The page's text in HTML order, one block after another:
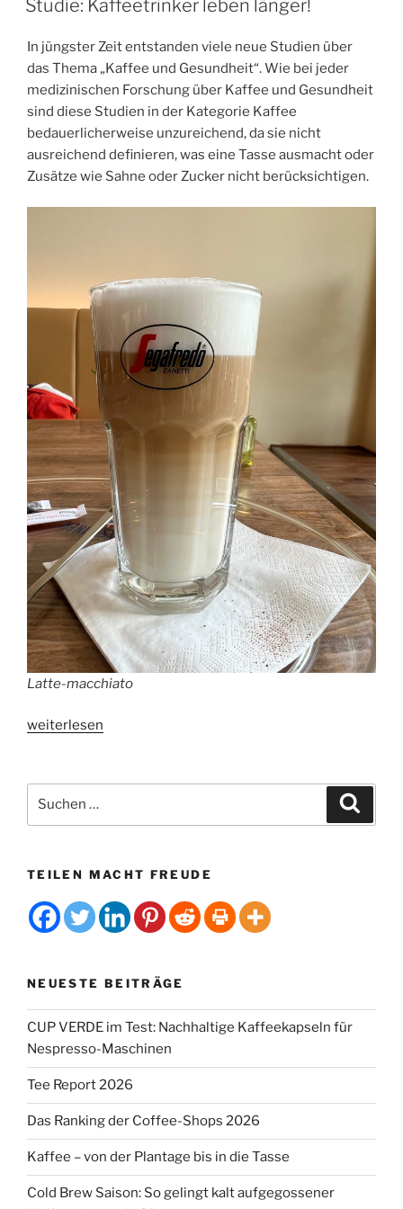
Studie: Kaffeetrinker leben länger!
In jüngster Zeit entstanden viele neue Studien über
das Thema „Kaffee und Gesundheit“. Wie bei jeder
medizinischen Forschung über Kaffee und Gesundheit
sind diese Studien in der Kategorie Kaffee
bedauerlicherweise unzureichend, da sie nicht
ausreichend definieren, was eine Tasse ausmacht oder
Zusätze wie Sahne oder Zucker nicht berücksichtigen.
Latte-macchiato
„Studie:
länger!“
weiterlesen
nach:
TEILEN MACHT FREUDE
NEUESTE BEITRÄGE
CUP VERDE im Test: Nachhaltige Kaffeekapseln für
Nespresso-Maschinen
Tee Report 2026
Das Ranking der Coffee-Shops 2026
Kaffee – von der Plantage bis in die Tasse
Cold Brew Saison: So gelingt kalt aufgegossener